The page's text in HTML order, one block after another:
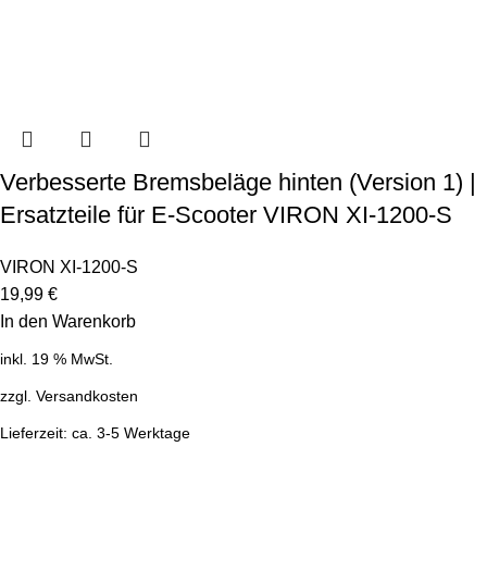
Verbesserte Bremsbeläge hinten (Version 1) |
Ersatzteile für E-Scooter VIRON XI-1200-S
VIRON XI-1200-S
19,99 €
In den Warenkorb
inkl. 19 % MwSt.
zzgl. Versandkosten
Lieferzeit: ca. 3-5 Werktage